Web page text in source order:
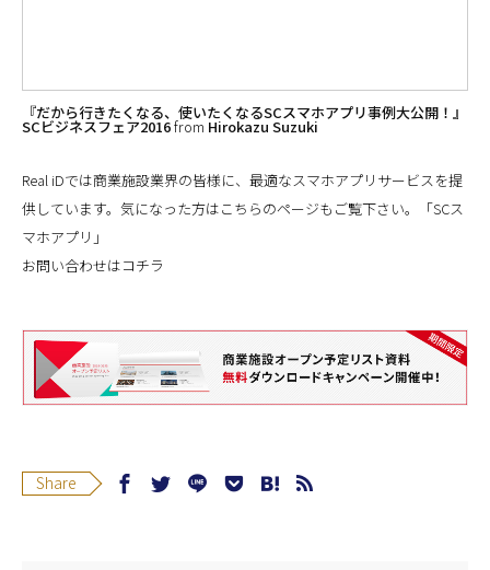
『だから行きたくなる、使いたくなるSCスマホアプリ事例大公開！』
SCビジネスフェア2016from Hirokazu Suzuki
Real iDでは商業施設業界の皆様に、最適なスマホアプリサービスを提
供しています。気になった方はこちらのページもご覧下さい。「SCス
マホアプリ」
お問い合わせはコチラ
Share